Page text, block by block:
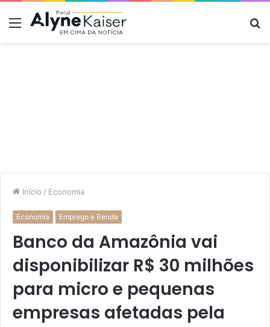
Menu
Início / Economia
Economia Emprego e Renda
Banco da Amazônia vai
disponibilizar R$ 30 milhões
para micro e pequenas
empresas afetadas pela